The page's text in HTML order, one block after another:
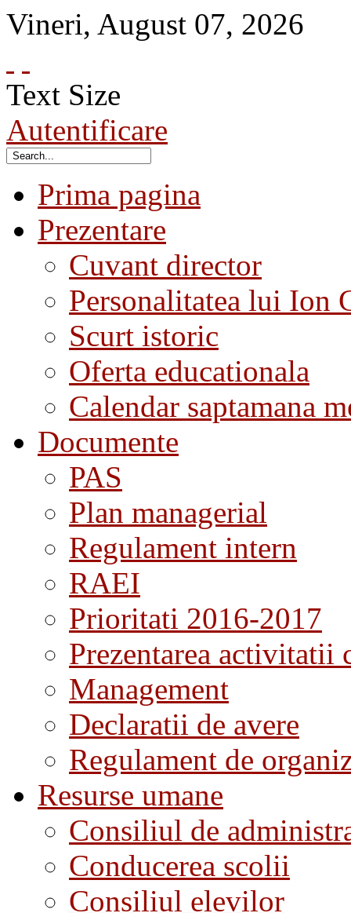
Vineri, August 07, 2026
Text Size
Autentificare
Prima pagina
Prezentare
Cuvant director
Personalitatea lui Ion
Scurt istoric
Oferta educationala
Calendar saptamana
Documente
PAS
Plan managerial
Regulament intern
RAEI
Prioritati 2016-2017
Prezentarea activitatii
Management
Declaratii de avere
Regulament de
Resurse umane
Consiliul de
Conducerea scolii
Consiliul elevilor